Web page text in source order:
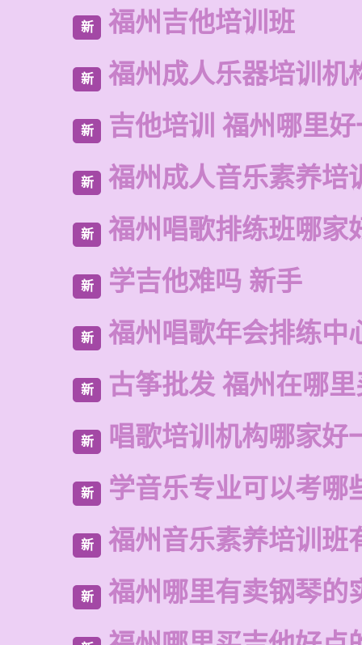
新 福州吉他培训班
新 福州成人乐器培训机
新 吉他培训 福州哪里
新 福州成人音乐素养培
新 福州唱歌排练班哪家
新 学吉他难吗 新手
新 福州唱歌年会排练中
新 古筝批发 福州在哪
新 唱歌培训机构哪家好
新 学音乐专业可以考哪
新 福州音乐素养培训班
新 福州哪里有卖钢琴的